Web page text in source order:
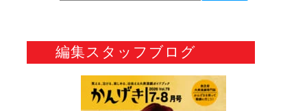
編集スタッフブログ